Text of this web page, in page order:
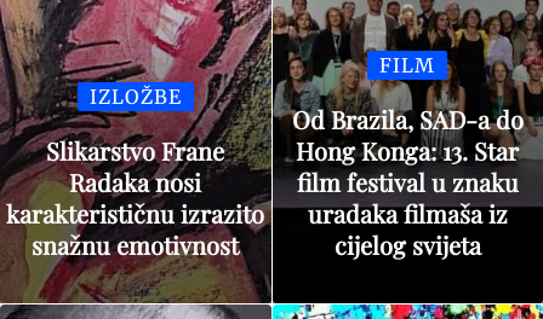
IZLOŽBE
Slikarstvo Frane
Radaka nosi
karakterističnu izrazito
snažnu emotivnost
FILM
Od Brazila, SAD-a do
Hong Konga: 13. Star
film festival u znaku
uradaka filmaša iz
cijelog svijeta